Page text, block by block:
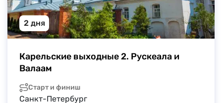
2 дня
Карельские выходные 2. Рускеала и
Валаам
Старт и финиш
Санкт-Петербург